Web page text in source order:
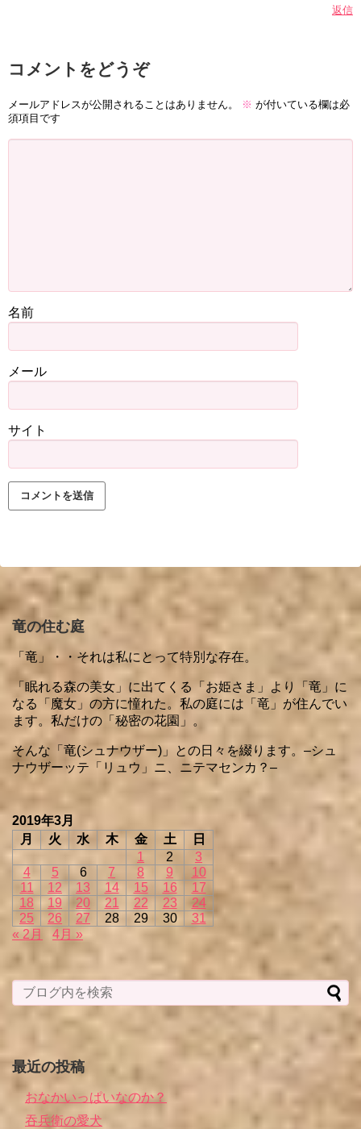
返信
コメントをどうぞ
メールアドレスが公開されることはありません。 ※ が付いている欄は必
須項目です
名前
メール
サイト
竜の住む庭
「竜」・・それは私にとって特別な存在。
「眠れる森の美女」に出てくる「お姫さま」より「竜」に
なる「魔女」の方に憧れた。私の庭には「竜」が住んでい
ます。私だけの「秘密の花園」。
そんな「竜(シュナウザー)」との日々を綴ります。–シュ
ナウザーッテ「リュウ」ニ、ニテマセンカ？–
2019年3月
月
火 水 木 金 土
日
1
2
3
4
5 6 7 8 9
10
11
12 13 14 15 16
17
18
19 20 21 22 23
24
25
26 27 28 29 30
31
« 2月
4月 »
最近の投稿
おなかいっぱいなのか？
吞兵衛の愛犬